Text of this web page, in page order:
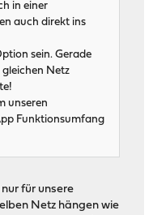
in einer
auch direkt ins
sein. Gerade
Netz
unseren
Funktionsumfang
für unsere
Netz hängen wie